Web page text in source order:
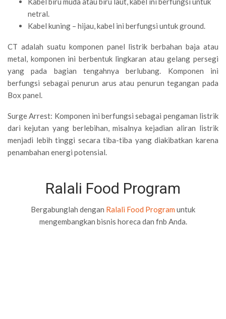
netral.
Kabel kuning – hijau, kabel ini berfungsi untuk ground.
CT adalah suatu komponen panel listrik berbahan baja atau
metal, komponen ini berbentuk lingkaran atau gelang persegi
yang pada bagian tengahnya berlubang. Komponen ini
berfungsi sebagai penurun arus atau penurun tegangan pada
Box panel.
Surge Arrest: Komponen ini berfungsi sebagai pengaman listrik
dari kejutan yang berlebihan, misalnya kejadian aliran listrik
menjadi lebih tinggi secara tiba-tiba yang diakibatkan karena
penambahan energi potensial.
Ralali Food Program
Bergabunglah dengan Ralali Food Program untuk
mengembangkan bisnis horeca dan fnb Anda.